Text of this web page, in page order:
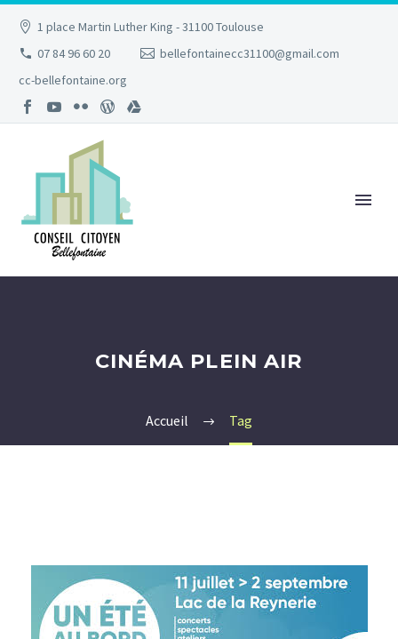
1 place Martin Luther King - 31100 Toulouse
07 84 96 60 20
bellefontainecc31100@gmail.com
cc-bellefontaine.org
CINÉMA PLEIN AIR
Accueil Tag